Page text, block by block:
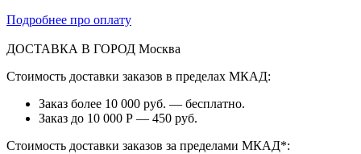
Подробнее про оплату
ДОСТАВКА В ГОРОД Москва
Стоимость доставки заказов в пределах МКАД:
Заказ более 10 000 руб. — бесплатно.
Заказ до 10 000 Р — 450 руб.
Стоимость доставки заказов за пределами МКАД*: